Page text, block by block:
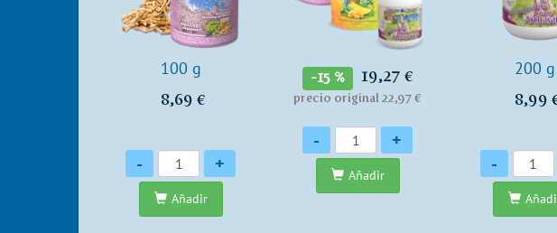
100 g
8,69 €
Cantidad
- +
Añadir
-15 % 19,27 €
precio original 22,97 €
Cantidad
- +
Añadir
200 g
8,99
Cantidad
-